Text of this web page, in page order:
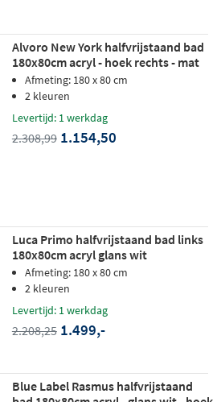
Alvoro New York halfvrijstaand bad
180x80cm acryl - hoek rechts - mat
witAfmeting: 180 x 80 cm
2 kleuren
Levertijd: 1 werkdag
2.308,99 1.154,50
Luca Primo halfvrijstaand bad links
180x80cm acryl glans wit
Afmeting: 180 x 80 cm
2 kleuren
Levertijd: 1 werkdag
2.208,25 1.499,-
Blue Label Rasmus halfvrijstaand